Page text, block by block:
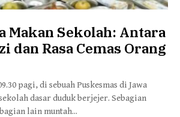
Makan Sekolah: Antara
dan Rasa Cemas Orang
pagi, di sebuah Puskesmas di Jawa
dasar duduk berjejer. Sebagian
lain muntah...